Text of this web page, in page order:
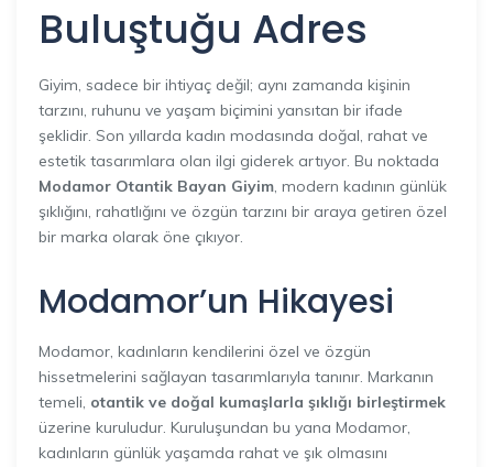
Buluştuğu Adres
Giyim, sadece bir ihtiyaç değil; aynı zamanda kişinin
tarzını, ruhunu ve yaşam biçimini yansıtan bir ifade
şeklidir. Son yıllarda kadın modasında doğal, rahat ve
estetik tasarımlara olan ilgi giderek artıyor. Bu noktada
Modamor Otantik Bayan Giyim , modern kadının günlük
şıklığını, rahatlığını ve özgün tarzını bir araya getiren özel
bir marka olarak öne çıkıyor.
Modamor’un Hikayesi
Modamor, kadınların kendilerini özel ve özgün
hissetmelerini sağlayan tasarımlarıyla tanınır. Markanın
temeli, otantik ve doğal kumaşlarla şıklığı birleştirmek
üzerine kuruludur. Kuruluşundan bu yana Modamor,
kadınların günlük yaşamda rahat ve şık olmasını